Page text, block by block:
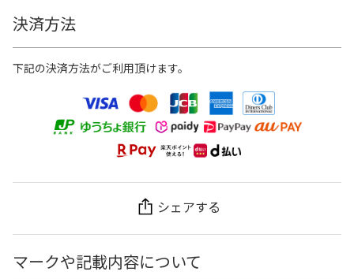
決済方法
下記の決済方法がご利用頂けます。
シェアする
マークや記載内容について